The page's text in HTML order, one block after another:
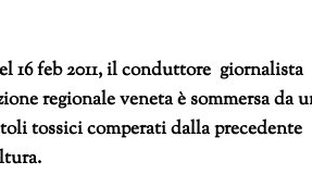
16 feb 2011, il conduttore giornalista
regionale veneta è sommersa da
tossici comperati dalla precedente